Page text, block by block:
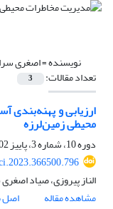
نویسنده =اصغری
تعداد مقالات: 3
ارزیابی و پهنه‌بندی
محیطی زمین‌لرزه
دوره 10، شماره 3، پاییز 1402، صفحه
الناز پیروزی، صیاد
مشاهده مقاله
اصل